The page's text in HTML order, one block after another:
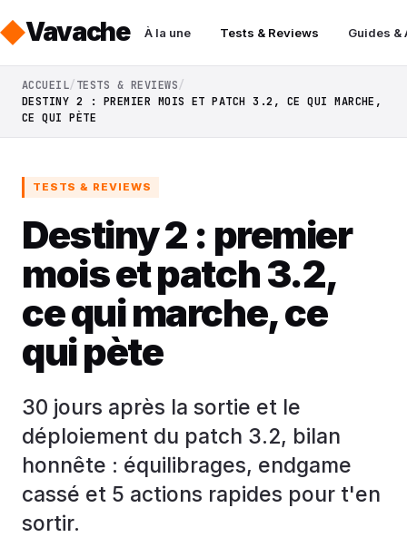
Vavache À la une Tests & Reviews Guides &
ACCUEIL TESTS & REVIEWS
DESTINY 2 : PREMIER MOIS ET PATCH 3.2, CE QUI MARCHE,
CE QUI PÈTE
TESTS & REVIEWS
Destiny 2 : premier
mois et patch 3.2,
ce qui marche, ce
qui pète
30 jours après la sortie et le
déploiement du patch 3.2, bilan
honnête : équilibrages, endgame
cassé et 5 actions rapides pour t'en
sortir.